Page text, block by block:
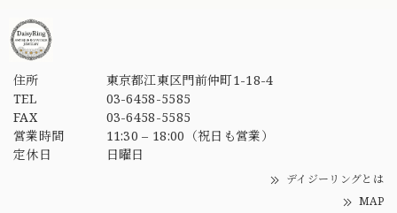
住所
東京都江東区門前仲町1-18-4
TEL
03-6458-5585
FAX
03-6458-5585
営業時間
11:30 – 18:00（祝日も営業）
定休日
日曜日
デイジーリングとは
MAP